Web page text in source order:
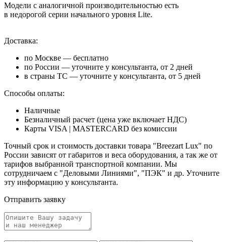
Модели с аналогичной производительностью есть
в недорогой серии начального уровня Lite.
Доставка:
по Москве — бесплатно
по России — уточните у консультанта, от 2 дней
в страны ТС — уточните у консультанта, от 5 дней
Способы оплаты:
Наличные
Безналичный расчет (цена уже включает НДС)
Карты VISA | MASTERCARD без комиссии
Точный срок и стоимость доставки товара "Breezart Lux" по
России зависят от габаритов и веса оборудования, а так же от
тарифов выбранной транспортной компании. Мы
сотрудничаем с "Деловыми Линиями", "ПЭК" и др. Уточните
эту информацию у консультанта.
Отправить заявку